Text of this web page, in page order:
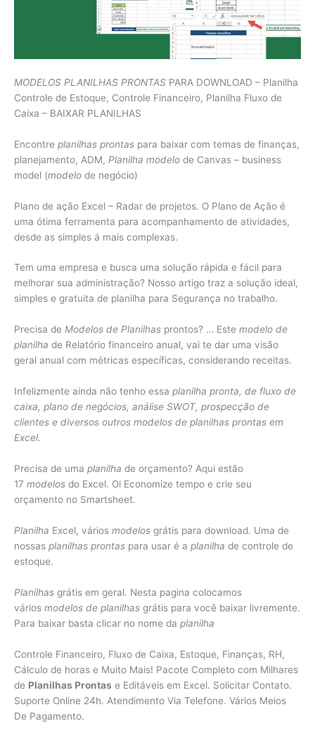
MODELOS PLANILHAS PRONTAS PARA DOWNLOAD – Planilha
Controle de Estoque, Controle Financeiro, Planilha Fluxo de
Caixa – BAIXAR PLANILHAS
Encontre planilhas prontas para baixar com temas de finanças,
planejamento, ADM, Planilha modelo de Canvas – business
model (modelo de negócio)
Plano de ação Excel – Radar de projetos. O Plano de Ação é
uma ótima ferramenta para acompanhamento de atividades,
desde as simples á mais complexas.
Tem uma empresa e busca uma solução rápida e fácil para
melhorar sua administração? Nosso artigo traz a solução ideal,
simples e gratuita de planilha para Segurança no trabalho.
Precisa de Modelos de Planilhas prontos? … Este modelo de
planilha de Relatório financeiro anual, vai te dar uma visão
geral anual com métricas específicas, considerando receitas.
Infelizmente ainda não tenho essa planilha pronta, de fluxo de
caixa, plano de negócios, análise SWOT, prospecção de
clientes e diversos outros modelos de planilhas prontas em
Excel.
Precisa de uma planilha de orçamento? Aqui estão
17 modelos do Excel. Oi Economize tempo e crie seu
orçamento no Smartsheet.
Planilha Excel, vários modelos grátis para download. Uma de
nossas planilhas prontas para usar é a planilha de controle de
estoque.
Planilhas grátis em geral. Nesta pagina colocamos
vários modelos de planilhas grátis para você baixar livremente.
Para baixar basta clicar no nome da planilha
Controle Financeiro, Fluxo de Caixa, Estoque, Finanças, RH,
Cálculo de horas e Muito Mais! Pacote Completo com Milhares
de Planilhas Prontas e Editáveis em Excel. Solicitar Contato.
Suporte Online 24h. Atendimento Via Telefone. Vários Meios
De Pagamento.